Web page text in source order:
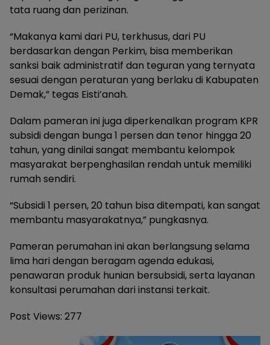
tata ruang dan perizinan.
“Makanya kami dari PU, terkhusus, dari PU
berdasarkan dengan Perkim, bisa memberikan
sanksi baik administratif dan teguran yang ternyata
sesuai dengan peraturan yang berlaku di Kabupaten
Demak,” tegas Eisti’anah.
Dalam pameran ini juga diperkenalkan program KPR
subsidi dengan bunga 1 persen dan tenor hingga 20
tahun, yang dinilai sangat membantu kelompok
masyarakat berpenghasilan rendah untuk memiliki
rumah sendiri.
“Subsidi 1 persen, 20 tahun bisa ditempati, kan sangat
membantu masyarakatnya,” pungkasnya.
Pameran perumahan ini akan berlangsung selama
lima hari dengan beragam agenda edukasi,
penawaran produk hunian bersubsidi, serta layanan
konsultasi perumahan dari instansi terkait.
Post Views: 277